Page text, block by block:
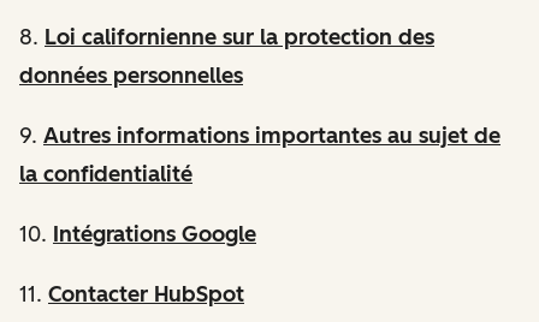
8. Loi californienne sur la protection des
données personnelles
9. Autres informations importantes au sujet de
la confidentialité
10. Intégrations Google
11. Contacter HubSpot